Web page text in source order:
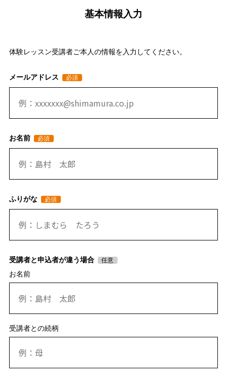
基本情報入力
体験レッスン受講者ご本人の情報を入力してください。
メールアドレス
お名前
ふりがな
受講者と申込者が違う場合
お名前
受講者との続柄